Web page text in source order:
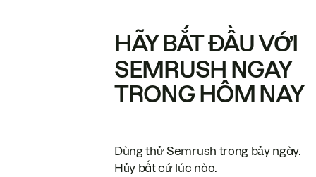
HÃY BẮT ĐẦU VỚI
SEMRUSH NGAY
TRONG HÔM NAY
Dùng thử Semrush trong bảy ngày.
Hủy bất cứ lúc nào.